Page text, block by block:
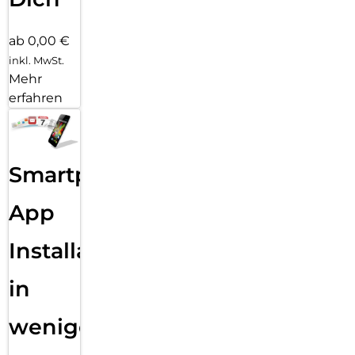
ab 0,00 €
inkl. MwSt.
Mehr
erfahren
Smartphone
App
Installation
in
wenigen